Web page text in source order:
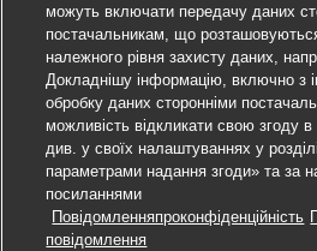
Подати
можуть включати передачу даних
постачальникам, що
належного рівня захисту даних,
Докладнішу інформацію, включно з
обробку даних сторонніми
можливість відкликати свою згоду
див. у своїх налаштуваннях у
параметрами надання згоди» та за
посиланнями
Повідомленняпроконфіденційність
повідомлення